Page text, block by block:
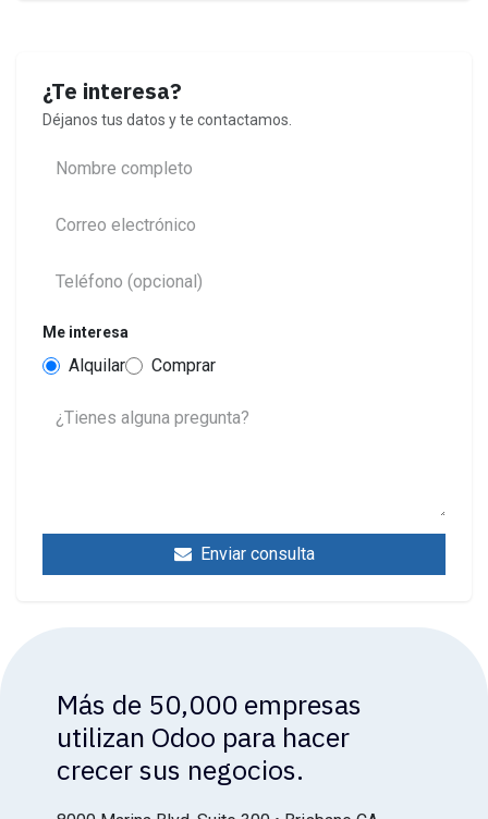
¿Te interesa?
Déjanos tus datos y te contactamos.
Me interesa
Alquilar Comprar
Enviar consulta
Más de 50,000 empresas
utilizan Odoo para hacer
crecer sus negocios.